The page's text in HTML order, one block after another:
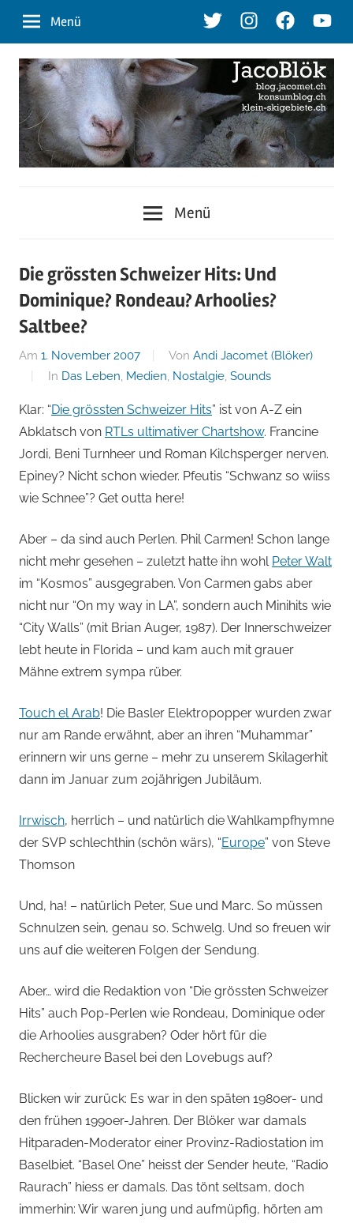
Inhalt
TwitterInstagramFacebook
Menü
der
Blog
von
Andi
Jacomet
klein-
skigebiete.ch
Menü
Die grössten Schweizer Hits: Und
Dominique? Rondeau? Arhoolies?
Saltbee?
Am 1. November 2007 Von Andi Jacomet (Blöker)
In Das Leben, Medien, Nostalgie, Sounds
Klar: “Die grössten Schweizer Hits” ist von A-Z ein
Abklatsch von RTLs ultimativer Chartshow. Francine
Jordi, Beni Turnheer und Roman Kilchsperger nerven.
Epiney? Nicht schon wieder. Pfeutis “Schwanz so wiiss
wie Schnee”? Get outta here!
Aber – da sind auch Perlen. Phil Carmen! Schon lange
nicht mehr gesehen – zuletzt hatte ihn wohl Peter Walt
im “Kosmos” ausgegraben. Von Carmen gabs aber
nicht nur “On my way in LA”, sondern auch Minihits wie
“City Walls” (mit Brian Auger, 1987). Der Innerschweizer
lebt heute in Florida – und kam auch mit grauer
Mähne extrem sympa rüber.
Touch el Arab! Die Basler Elektropopper wurden zwar
nur am Rande erwähnt, aber an ihren “Muhammar”
erinnern wir uns gerne – mehr zu unserem Skilagerhit
dann im Januar zum 20jährigen Jubiläum.
Irrwisch, herrlich – und natürlich die Wahlkampfhymne
der SVP schlechthin (schön wärs), “Europe” von Steve
Thomson
Und, ha! – natürlich Peter, Sue und Marc. So müssen
Schnulzen sein, genau so. Schwelg. Und so freuen wir
uns auf die weiteren Folgen der Sendung.
Aber… wird die Redaktion von “Die grössten Schweizer
Hits” auch Pop-Perlen wie Rondeau, Dominique oder
die Arhoolies ausgraben? Oder hört für die
Rechercheure Basel bei den Lovebugs auf?
Blicken wir zurück: Es war in den späten 1980er- und
den frühen 1990er-Jahren. Der Blöker war damals
Hitparaden-Moderator einer Provinz-Radiostation im
Baselbiet. “Basel One” heisst der Sender heute, “Radio
Raurach” hiess er damals. Das tönt seltsam, doch
immerhin: Wir waren jung und aufmüpfig, hörten am